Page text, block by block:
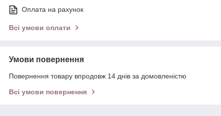
Оплата на рахунок
Всі умови оплати
Умови повернення
Повернення товару впродовж 14 днів за домовленістю
Всі умови повернення